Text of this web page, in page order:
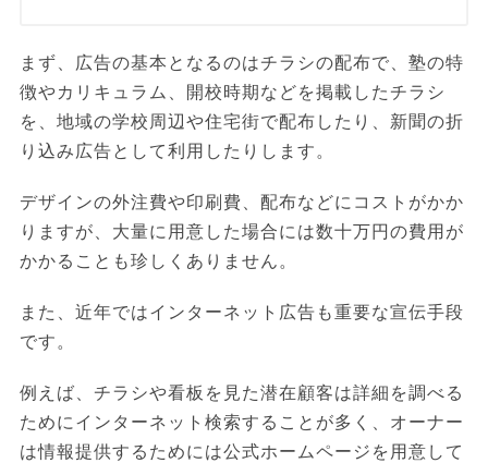
まず、広告の基本となるのはチラシの配布で、塾の特
徴やカリキュラム、開校時期などを掲載したチラシ
を、地域の学校周辺や住宅街で配布したり、新聞の折
り込み広告として利用したりします。
デザインの外注費や印刷費、配布などにコストがかか
りますが、大量に用意した場合には数十万円の費用が
かかることも珍しくありません。
また、近年ではインターネット広告も重要な宣伝手段
です。
例えば、チラシや看板を見た潜在顧客は詳細を調べる
ためにインターネット検索することが多く、オーナー
は情報提供するためには公式ホームページを用意して